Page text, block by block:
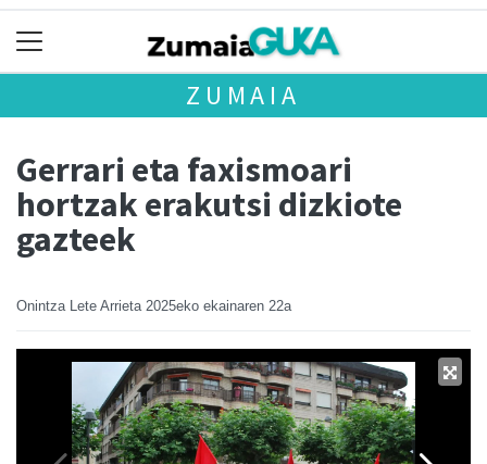
ZUMAIA
Gerrari eta faxismoari
hortzak erakutsi dizkiote
gazteek
Onintza Lete Arrieta 2025eko ekainaren 22a